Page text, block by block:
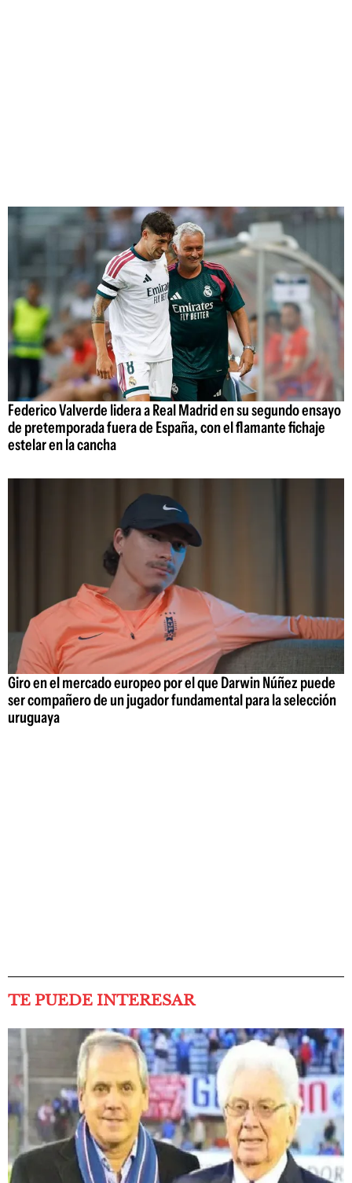
Federico Valverde lidera a Real Madrid en su segundo ensayo
de pretemporada fuera de España, con el flamante fichaje
estelar en la cancha
Giro en el mercado europeo por el que Darwin Núñez puede
ser compañero de un jugador fundamental para la selección
uruguaya
TE PUEDE INTERESAR